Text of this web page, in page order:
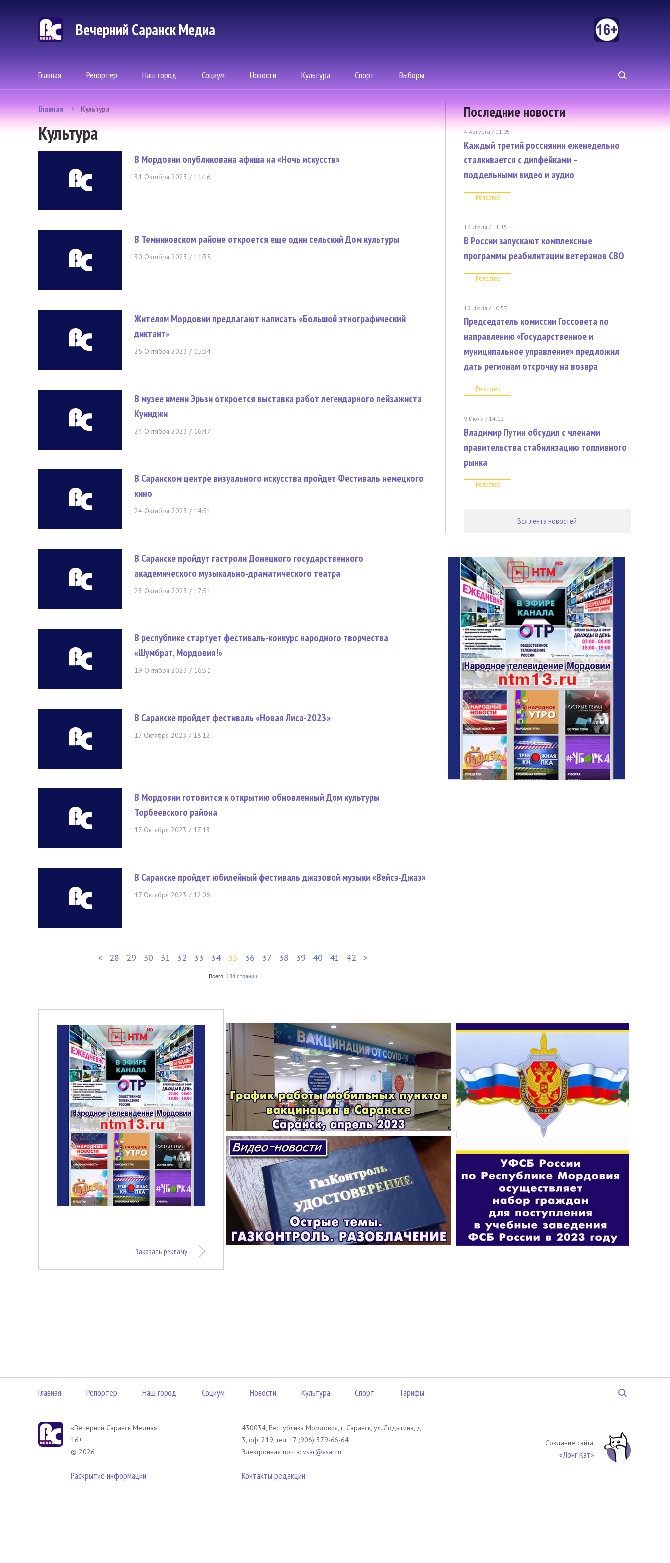
Вечерний Саранск Mедиа
Главная Репортер Наш город Социум Новости Культура Спорт Выборы
Главная Культура
Культура
В Мордовии опубликована афиша на «Ночь искусств»
31 Октября 2023 / 11:16
В Темниковском районе откроется еще один сельский Дом культуры
30 Октября 2023 / 11:35
Жителям Мордовии предлагают написать «Большой этнографический
диктант»
25 Октября 2023 / 15:34
В музее имени Эрьзи откроется выставка работ легендарного пейзажиста
Куинджи
24 Октября 2023 / 16:47
В Саранском центре визуального искусства пройдет Фестиваль немецкого
кино
24 Октября 2023 / 14:51
В Саранске пройдут гастроли Донецкого государственного
академического музыкально-драматического театра
23 Октября 2023 / 17:51
В республике стартует фестиваль-конкурс народного творчества
«Шумбрат, Мордовия!»
19 Октября 2023 / 16:31
В Саранске пройдет фестиваль «Новая Лиса-2023»
17 Октября 2023 / 18:12
В Мордовии готовится к открытию обновленный Дом культуры
Торбеевского района
17 Октября 2023 / 17:13
В Саранске пройдет юбилейный фестиваль джазовой музыки «Вейсэ-Джаз»
17 Октября 2023 / 12:06
< 28 29 30 31 32 33 34 35 36 37 38 39 40 41 42 >
Всего: 134 страниц
Последние новости
4 Августа / 11:05
Каждый третий россиянин еженедельно
сталкивается с дипфейками –
поддельными видео и аудио
Репортер
16 Июля / 11:15
В России запускают комплексные
программы реабилитации ветеранов СВО
Репортер
15 Июля / 10:57
Председатель комиссии Госсовета по
направлению «Государственное и
муниципальное управление» предложил
дать регионам отсрочку на возвра
Репортер
9 Июля / 14:12
Владимир Путин обсудил с членами
правительства стабилизацию топливного
рынка
Репортер
Вся лента новостей
Заказать рекламу
Главная Репортер Наш город Социум Новости Культура Спорт Тарифы
«Вечерний Саранск Mедиа»
16+
© 2026
Раскрытие информации
430034, Республика Мордовия, г. Саранск, ул. Лодыгина, д.
3, оф. 219, тел: +7 (906) 379-66-64
Электронная почта: vsar@vsar.ru
Контакты редакции
Создание сайта:
«Лонг Кэт»